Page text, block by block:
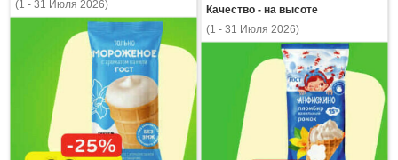
(1 - 31 Июля 2026)
Качество - на высоте
(1 - 31 Июля 2026)